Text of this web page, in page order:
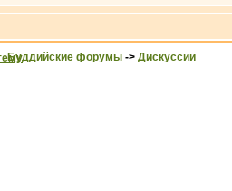
Буддийские форумы -> Дискуссии